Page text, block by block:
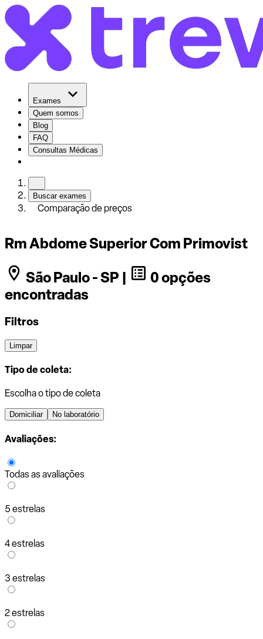
Exames
Quem somos
Blog
FAQ
Consultas Médicas
Buscar exames
Comparação de preços
Rm Abdome Superior Com Primovist
São Paulo - SP |
0 opções
encontradas
Filtros
Limpar
Tipo de coleta:
Escolha o tipo de coleta
Domiciliar No laboratório
Avaliações:
Todas as avaliações
5 estrelas
4 estrelas
3 estrelas
2 estrelas